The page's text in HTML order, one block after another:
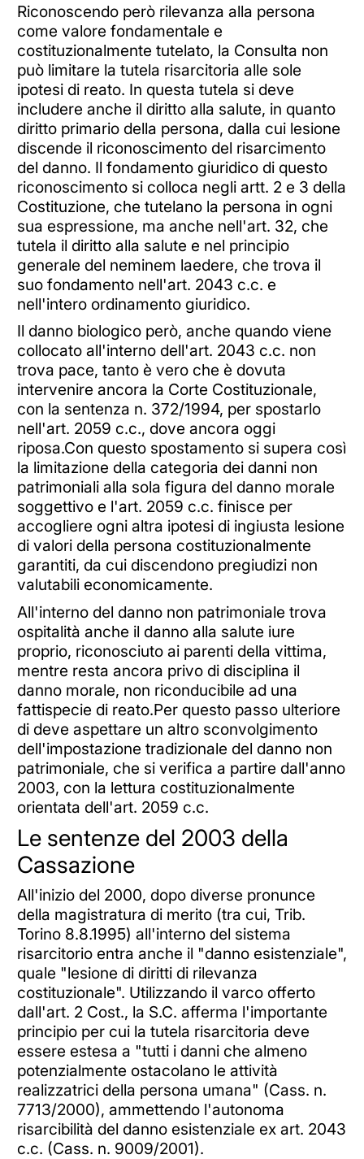
Riconoscendo però rilevanza alla persona
come valore fondamentale e
costituzionalmente tutelato, la Consulta non
può limitare la tutela risarcitoria alle sole
ipotesi di reato. In questa tutela si deve
includere anche il diritto alla salute, in quanto
diritto primario della persona, dalla cui lesione
discende il riconoscimento del risarcimento
del danno. Il fondamento giuridico di questo
riconoscimento si colloca negli artt. 2 e 3 della
Costituzione, che tutelano la persona in ogni
sua espressione, ma anche nell'art. 32, che
tutela il diritto alla salute e nel principio
generale del neminem laedere, che trova il
suo fondamento nell'art. 2043 c.c. e
nell'intero ordinamento giuridico.
Il danno biologico però, anche quando viene
collocato all'interno dell'art. 2043 c.c. non
trova pace, tanto è vero che è dovuta
intervenire ancora la Corte Costituzionale,
con la sentenza n. 372/1994, per spostarlo
nell'art. 2059 c.c., dove ancora oggi
riposa.Con questo spostamento si supera così
la limitazione della categoria dei danni non
patrimoniali alla sola figura del danno morale
soggettivo e l'art. 2059 c.c. finisce per
accogliere ogni altra ipotesi di ingiusta lesione
di valori della persona costituzionalmente
garantiti, da cui discendono pregiudizi non
valutabili economicamente.
All'interno del danno non patrimoniale trova
ospitalità anche il danno alla salute iure
proprio, riconosciuto ai parenti della vittima,
mentre resta ancora privo di disciplina il
danno morale, non riconducibile ad una
fattispecie di reato.Per questo passo ulteriore
di deve aspettare un altro sconvolgimento
dell'impostazione tradizionale del danno non
patrimoniale, che si verifica a partire dall'anno
2003, con la lettura costituzionalmente
orientata dell'art. 2059 c.c.
Le sentenze del 2003 della
Cassazione
All'inizio del 2000, dopo diverse pronunce
della magistratura di merito (tra cui, Trib.
Torino 8.8.1995) all'interno del sistema
risarcitorio entra anche il "danno esistenziale",
quale "lesione di diritti di rilevanza
costituzionale". Utilizzando il varco offerto
dall'art. 2 Cost., la S.C. afferma l'importante
principio per cui la tutela risarcitoria deve
essere estesa a "tutti i danni che almeno
potenzialmente ostacolano le attività
realizzatrici della persona umana" (Cass. n.
7713/2000), ammettendo l'autonoma
risarcibilità del danno esistenziale ex art. 2043
c.c. (Cass. n. 9009/2001).